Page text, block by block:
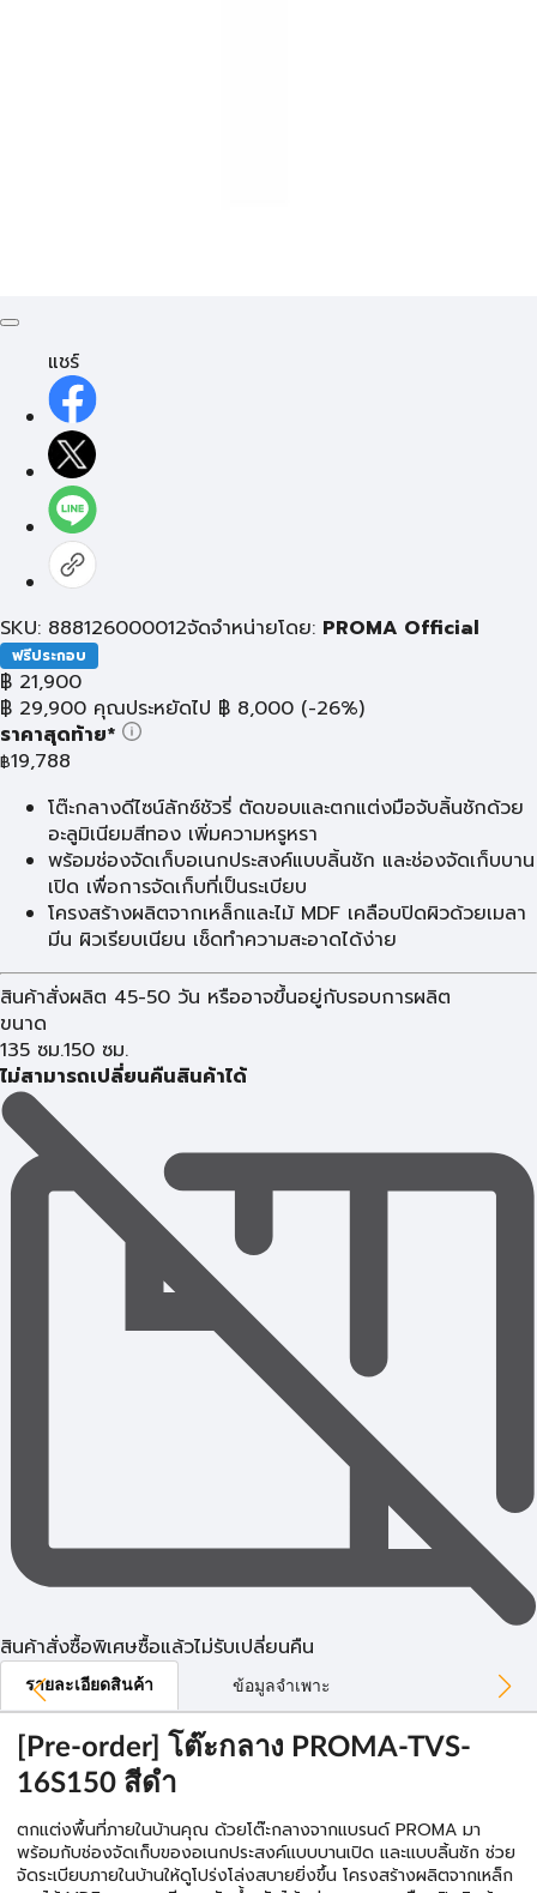
แชร์
SKU: 888126000012จัดจำหน่ายโดย: PROMA Official
ฟรีประกอบ
฿ 21,900
฿ 29,900 คุณประหยัดไป ฿ 8,000 (-26%)
ราคาสุดท้าย*
฿19,788
โต๊ะกลางดีไซน์ลักซ์ชัวรี่ ตัดขอบและตกแต่งมือจับลิ้นชักด้วย
อะลูมิเนียมสีทอง เพิ่มความหรูหรา
พร้อมช่องจัดเก็บอเนกประสงค์แบบลิ้นชัก และช่องจัดเก็บบาน
เปิด เพื่อการจัดเก็บที่เป็นระเบียบ
โครงสร้างผลิตจากเหล็กและไม้ MDF เคลือบปิดผิวด้วยเมลา
มีน ผิวเรียบเนียน เช็ดทำความสะอาดได้ง่าย
สินค้าสั่งผลิต 45-50 วัน หรืออาจขึ้นอยู่กับรอบการผลิต
ขนาด
135 ซม.150 ซม.
ไม่สามารถเปลี่ยนคืนสินค้าได้
สินค้าสั่งซื้อพิเศษซื้อแล้วไม่รับเปลี่ยนคืน
รายละเอียดสินค้า ข้อมูลจำเพาะ
[Pre-order] โต๊ะกลาง PROMA-TVS-
16S150 สีดำ
ตกแต่งพื้นที่ภายในบ้านคุณ ด้วยโต๊ะกลางจากแบรนด์ PROMA มา
พร้อมกับช่องจัดเก็บของอเนกประสงค์แบบบานเปิด และแบบลิ้นชัก ช่วย
จัดระเบียบภายในบ้านให้ดูโปร่งโล่งสบายยิ่งขึ้น โครงสร้างผลิตจากเหล็ก